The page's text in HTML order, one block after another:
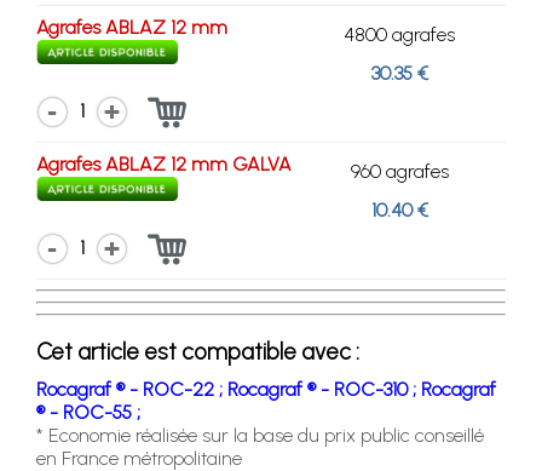
Agrafes ABLAZ 12 mm
4800 agrafes
30.35 €
1
Agrafes ABLAZ 12 mm GALVA
960 agrafes
10.40 €
1
Cet article est compatible avec :
Rocagraf ® - ROC-22 ; Rocagraf ® - ROC-310 ; Rocagraf
® - ROC-55 ;
* Economie réalisée sur la base du prix public conseillé
en France métropolitaine